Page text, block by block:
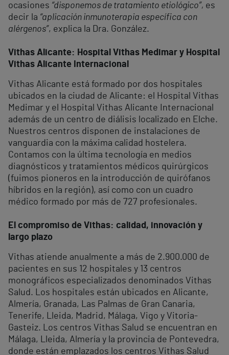
ocasiones “disponemos de tratamiento etiológico”, es
decir la “aplicación inmunoterapia específica con
alérgenos”, explica la Dra. González.
Vithas Alicante: Hospital Vithas Medimar y Hospital
Vithas Alicante Internacional
Vithas Alicante está formado por dos hospitales
ubicados en la ciudad de Alicante: el Hospital Vithas
Medimar y el Hospital Vithas Alicante Internacional
además de un centro de diálisis localizado en Elche.
Nuestros centros disponen de instalaciones de
vanguardia con la máxima calidad hostelera.
Contamos con la última tecnología en medios
diagnósticos y tratamientos médicos quirúrgicos
(fuimos pioneros en la introducción de quirófanos
híbridos en la región), así como con un cuadro
médico formado por más de 727 profesionales.
El compromiso de Vithas: calidad, innovación y
largo plazo
Vithas atiende anualmente a más de 2.900.000 de
pacientes en sus 12 hospitales y 13 centros
monográficos especializados denominados Vithas
Salud. Los hospitales están ubicados en Alicante,
Almería, Granada, Las Palmas de Gran Canaria,
Tenerife, Lleida, Madrid, Málaga, Vigo y Vitoria-
Gasteiz. Los centros Vithas Salud se encuentran en
Málaga, Lleida, Almería y la provincia de Pontevedra,
donde están emplazados los centros Vithas Salud